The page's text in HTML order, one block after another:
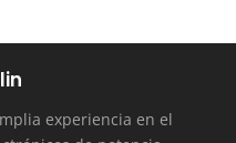
experiencia en el